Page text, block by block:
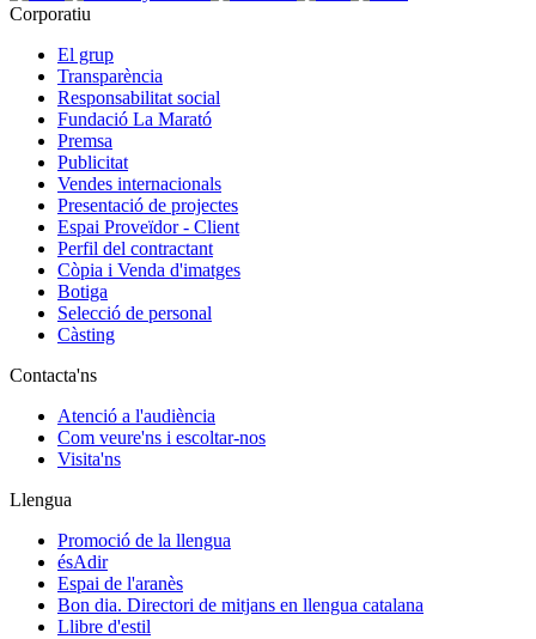
Corporatiu
El grup
Transparència
Responsabilitat social
Fundació La Marató
Premsa
Publicitat
Vendes internacionals
Presentació de projectes
Espai Proveïdor - Client
Perfil del contractant
Còpia i Venda d'imatges
Botiga
Selecció de personal
Càsting
Contacta'ns
Atenció a l'audiència
Com veure'ns i escoltar-nos
Visita'ns
Llengua
Promoció de la llengua
ésAdir
Espai de l'aranès
Bon dia. Directori de mitjans en llengua catalana
Llibre d'estil